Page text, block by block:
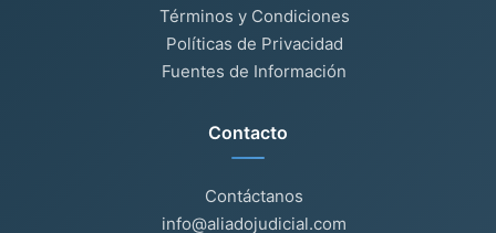
Términos y Condiciones
Políticas de Privacidad
Fuentes de Información
Contacto
Contáctanos
info@aliadojudicial.com